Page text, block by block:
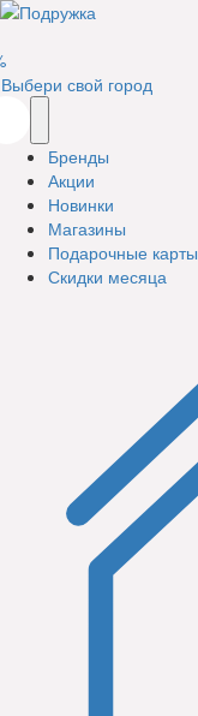
Выбери свой город
Бренды
Акции
Новинки
Магазины
Подарочные карты
Скидки месяца